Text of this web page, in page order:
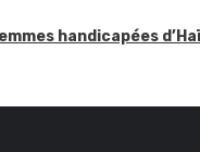
handicapées